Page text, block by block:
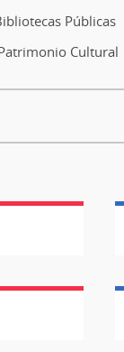
Públicas
Cultural